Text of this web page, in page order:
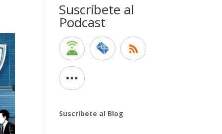
Suscríbete al
Podcast
Suscríbete al Blog